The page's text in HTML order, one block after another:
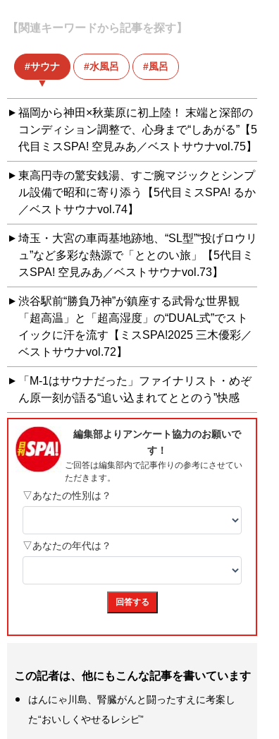
【関連キーワードから記事を探す】
サウナ 水風呂 風呂
福岡から神田×秋葉原に初上陸！ 末端と深部の
コンディション調整で、心身まで“しあがる”【5
代目ミスSPA! 空見みあ／ベストサウナvol.75】
東高円寺の驚安銭湯、すご腕マジックとシンプ
ル設備で昭和に寄り添う【5代目ミスSPA! るか
／ベストサウナvol.74】
埼玉・大宮の車両基地跡地、“SL型”“投げロウリ
ュ”など多彩な熱源で「ととのい旅」【5代目ミ
スSPA! 空見みあ／ベストサウナvol.73】
渋谷駅前“勝負乃神”が鎮座する武骨な世界観
「超高温」と「超高湿度」の“DUAL式”でスト
イックに汗を流す【ミスSPA!2025 三木優彩／
ベストサウナvol.72】
「M-1はサウナだった」ファイナリスト・めぞ
ん原一刻が語る“追い込まれてととのう”快感
この記者は、他にもこんな記事を書いています
はんにゃ川島、腎臓がんと闘ったすえに考案し
た“おいしくやせるレシピ”